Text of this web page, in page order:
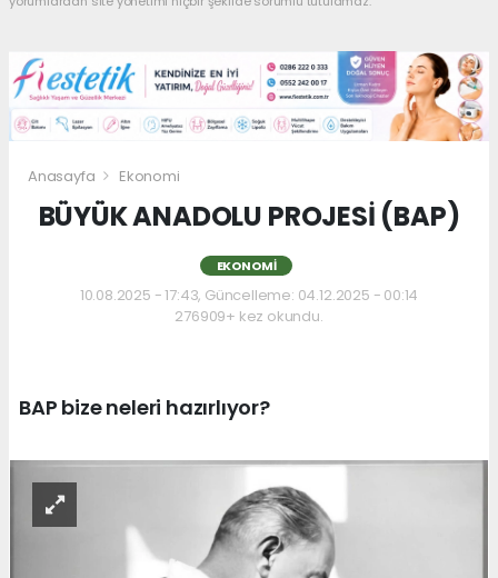
Anasayfa Ekonomi
BÜYÜK ANADOLU PROJESİ (BAP)
EKONOMI
10.08.2025 - 17:43, Güncelleme: 04.12.2025 - 00:14
276909+ kez okundu.
BAP bize neleri hazırlıyor?